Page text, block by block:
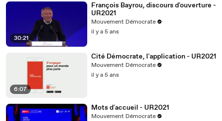
30:21
François Bayrou, discours d'ouverture -
UR2021
Mouvement Démocrate
il y a 5 ans
6:07
Cité Démocrate, l'application - UR2021
Mouvement Démocrate
il y a 5 ans
Mots d'accueil - UR2021
Mouvement Démocrate